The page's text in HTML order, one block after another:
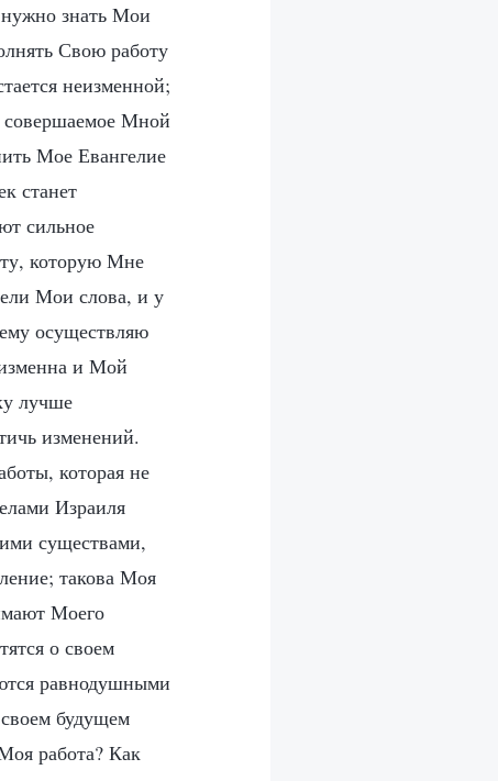
знать Мои
Свою работу
неизменной;
совершаемое Мной
Мое Евангелие
станет
сильное
которую Мне
Мои слова, и у
осуществляю
и Мой
лучше
изменений.
которая не
Израиля
существами,
такова Моя
Моего
о своем
равнодушными
будущем
работа? Как